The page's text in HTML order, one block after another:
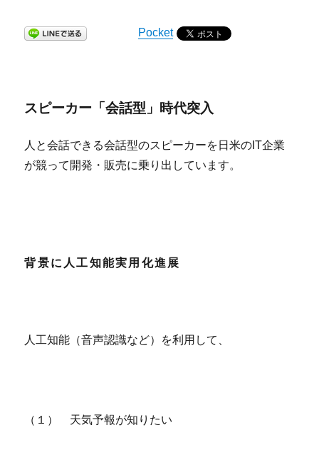
Pocket
スピーカー「会話型」時代突入
人と会話できる会話型のスピーカーを日米のIT企業
が競って開発・販売に乗り出しています。
背景に人工知能実用化進展
人工知能（音声認識など）を利用して、
（１） 天気予報が知りたい